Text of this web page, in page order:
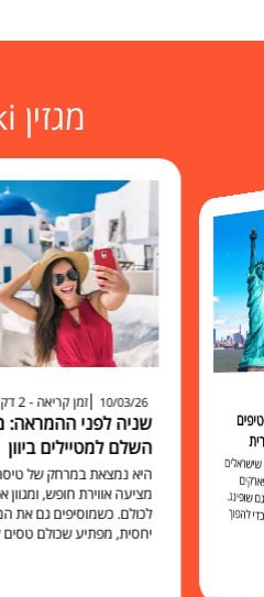
מגזין Tuki
שופינג.
להפוך
10/03/26 זמן קריאה - 2 דקות
שניה לפני ההמראה:
השלם למטיילים ביוון
היא נמצאת במרחק של
מציעה אווירת חופש,
לכולם. כשמוסיפים גם את
יחסית, מפתיע שכולם טסים